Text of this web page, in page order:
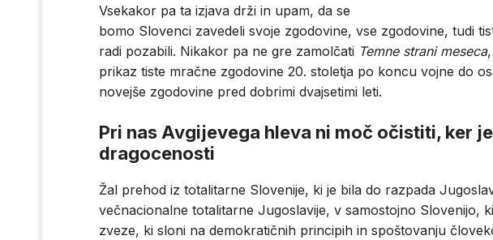
Vsekakor pa ta izjava drži in upam, da se
bomo Slovenci zavedeli svoje zgodovine, vse zgodovine, tudi
radi pozabili. Nikakor pa ne gre zamolčati Temne strani meseca
prikaz tiste mračne zgodovine 20. stoletja po koncu vojne do
novejše zgodovine pred dobrimi dvajsetimi leti.
Pri nas Avgijevega hleva ni moč očistiti, ker
dragocenosti
Žal prehod iz totalitarne Slovenije, ki je bila do razpada
večnacionalne totalitarne Jugoslavije, v samostojno Slovenijo,
zveze, ki sloni na demokratičnih principih in spoštovanju